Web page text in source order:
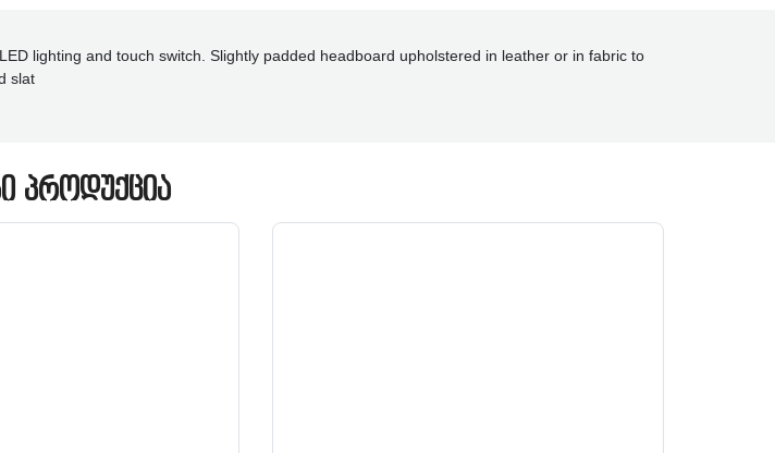
lighting and touch switch. Slightly padded headboard upholstered in leather or in fabric to
slat
ᲞᲠᲝᲓᲣᲥᲪᲘᲐ